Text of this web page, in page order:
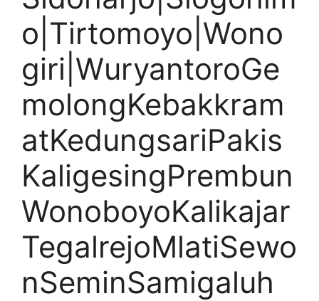
o|Tirtomoyo|Wono
giri|WuryantoroGe
molongKebakkram
atKedungsariPakis
KaligesingPrembun
WonoboyoKalikajar
TegalrejoMlatiSewo
nSeminSamigaluh